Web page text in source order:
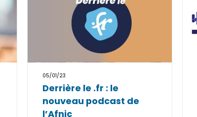
05/01/23
Derrière le .fr : le
nouveau podcast de
l’Afnic